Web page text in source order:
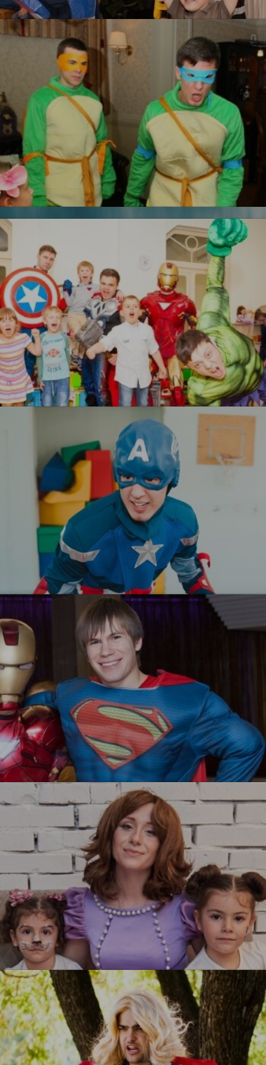
УЗНАТЬ БОЛЬШЕ
Черепашки ниндзя
Новинка!
Бесплатная фотосъемка *
УЗНАТЬ БОЛЬШЕ
Железный человек
УЗНАТЬ БОЛЬШЕ
Мстители
УЗНАТЬ БОЛЬШЕ
Капитан Америка
УЗНАТЬ БОЛЬШЕ
Супермен
УЗНАТЬ БОЛЬШЕ
Принцесса София